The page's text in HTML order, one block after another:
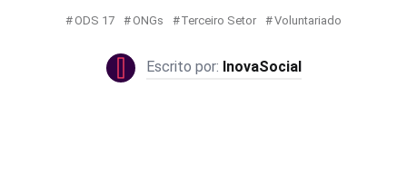
ODS 17 ONGs Terceiro Setor Voluntariado
InovaSocial